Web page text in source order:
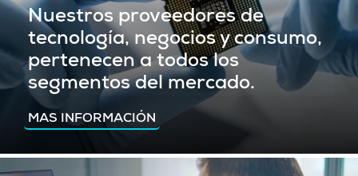
Nuestros proveedores de
tecnología, negocios y consumo,
pertenecen a todos los
segmentos del mercado.
MAS INFORMACIÓN